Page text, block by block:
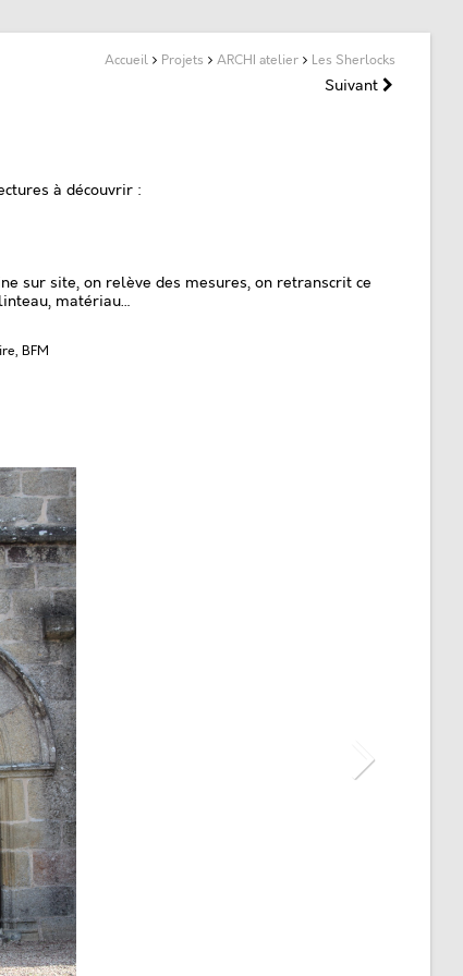
Accueil Projets ARCHI atelier Les Sherlocks
Suivant
à découvrir :
sur site, on relève des mesures, on retranscrit ce
matériau…
BFM